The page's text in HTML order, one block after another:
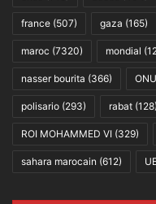
france (507) gaza (165)
maroc (7320) mondial
nasser bourita (366) ONU
polisario (293) rabat (128)
ROI MOHAMMED VI (329)
sahara marocain (612)